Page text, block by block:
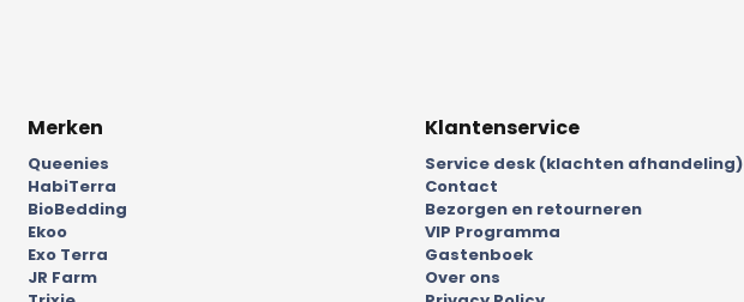
Merken
Queenies
HabiTerra
BioBedding
Ekoo
Exo Terra
JR Farm
Klantenservice
Service desk (klachten afhandeling)
Contact
Bezorgen en retourneren
VIP Programma
Gastenboek
Over ons